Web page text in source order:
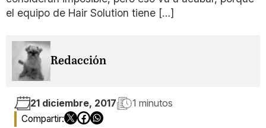
el equipo de Hair Solution tiene […]
Redacción
21 diciembre, 2017 1 minutos